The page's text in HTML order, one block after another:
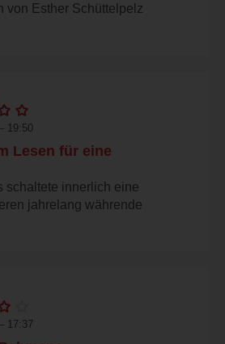
von Esther Schüttelpelz
19:50
Lesen für eine
schaltete innerlich eine
jahrelang währende
17:37